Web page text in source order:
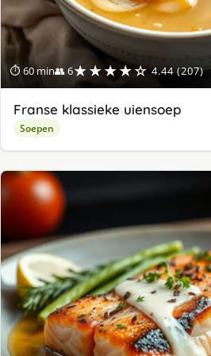
⏱ 60 min👥 6★★★★☆ 4.44 (207)
Franse klassieke uiensoep
Soepen